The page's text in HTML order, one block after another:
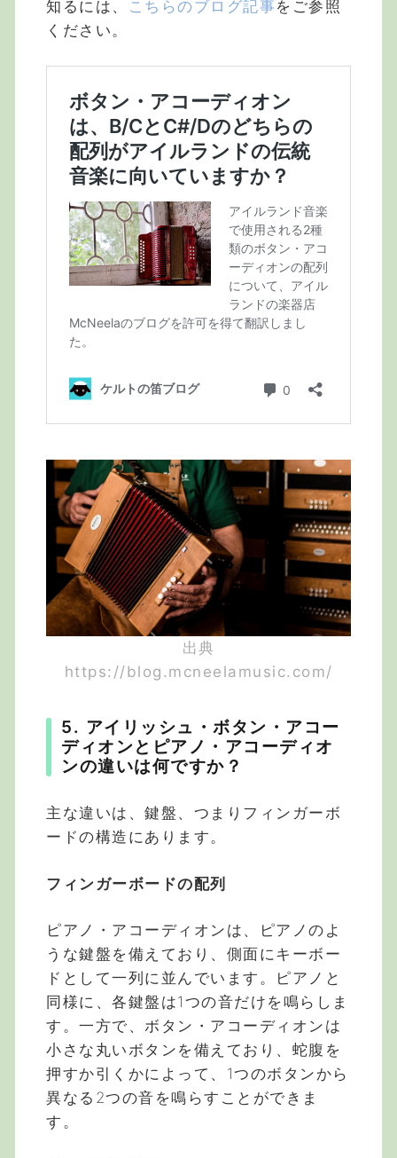
知るには、 こちらのブログ記事 をご参照
ください。
出典
https://blog.mcneelamusic.com/
5. アイリッシュ・ボタン・アコー
ディオンとピアノ・アコーディオ
ンの違いは何ですか？
主な違いは、鍵盤、つまりフィンガーボ
ードの構造にあります。
フィンガーボードの配列
ピアノ・アコーディオンは、ピアノのよ
うな鍵盤を備えており、側面にキーボー
ドとして一列に並んでいます。ピアノと
同様に、各鍵盤は1つの音だけを鳴らしま
す。一方で、ボタン・アコーディオンは
小さな丸いボタンを備えており、蛇腹を
押すか引くかによって、1つのボタンから
異なる2つの音を鳴らすことができま
す。